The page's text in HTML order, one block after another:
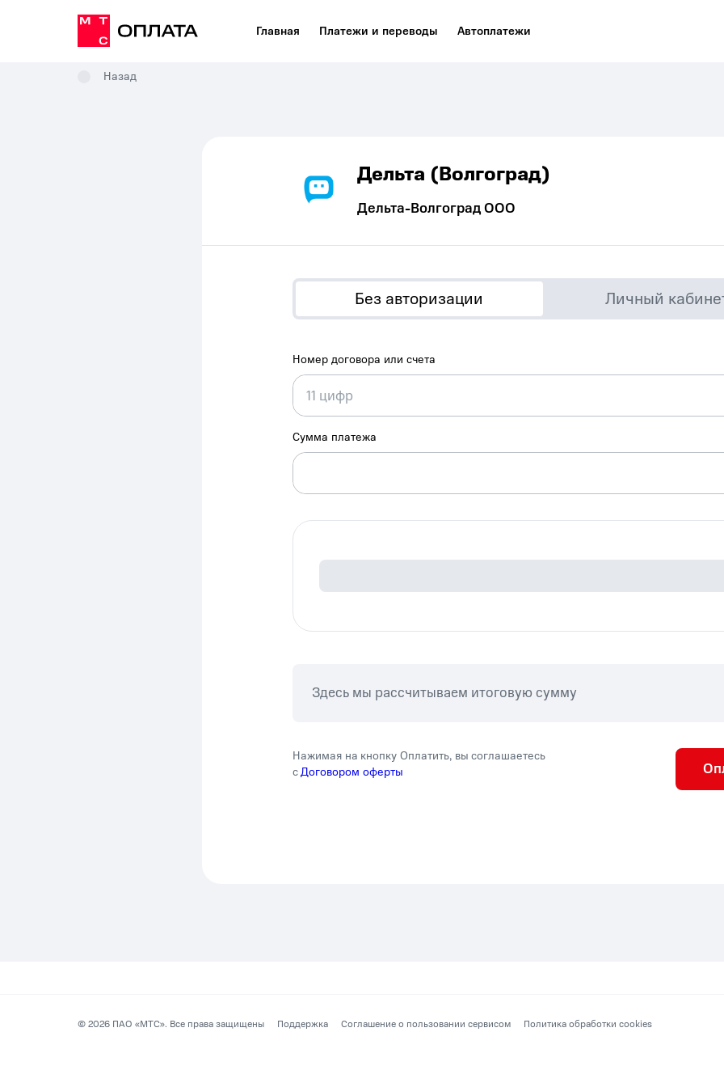
Главная Платежи и переводы Автоплатежи
Назад
Дельта (Волгоград)
Дельта-Волгоград ООО
Без авторизации Личный
Номер договора или счета
Сумма платежа
Здесь мы рассчитываем итоговую сумму
Нажимая на кнопку Оплатить, вы соглашаетесь
сДоговором оферты
Поддержка Соглашение о пользовании сервисом Политика обработки cookies
©2026 ПАО «МТС». Все права защищены